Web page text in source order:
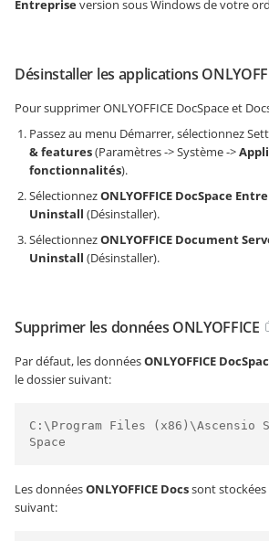
Entrepriseversion sous Windows de votre
Désinstaller les applications
Pour supprimer ONLYOFFICE DocSpace et
Passez au menu Démarrer, sélectionnez
& features(Paramètres -> Système ->
fonctionnalités).
SélectionnezONLYOFFICE DocSpace
Uninstall (Désinstaller).
SélectionnezONLYOFFICE Document
Uninstall (Désinstaller).
Supprimer les données ONLYOFFICE
Par défaut, les donnéesONLYOFFICE
le dossier suivant:
C:\Program Files (x86)\Ascensio
Space
Les donnéesONLYOFFICE Docssont
suivant: